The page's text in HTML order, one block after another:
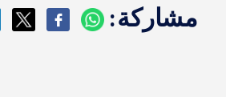
مشاركة: